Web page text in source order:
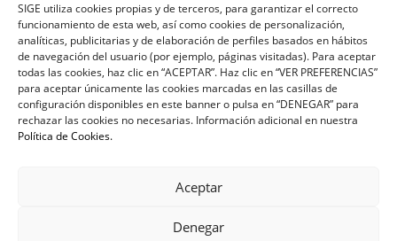
SIGE utiliza cookies propias y de terceros, para garantizar el correcto
funcionamiento de esta web, así como cookies de personalización,
analíticas, publicitarias y de elaboración de perfiles basados en hábitos
de navegación del usuario (por ejemplo, páginas visitadas). Para aceptar
todas las cookies, haz clic en “ACEPTAR”. Haz clic en “VER PREFERENCIAS”
para aceptar únicamente las cookies marcadas en las casillas de
configuración disponibles en este banner o pulsa en “DENEGAR” para
rechazar las cookies no necesarias. Información adicional en nuestra
Política de Cookies.
Aceptar
Denegar
preparat per ajudar-te a implementar aquestes
estratègies i garantir que eltancament
comptable i fiscaldel teu negoci es dugui a
terme de manera eficient i amb els millors
resultats.
Contacta amb SIGE avui mateix